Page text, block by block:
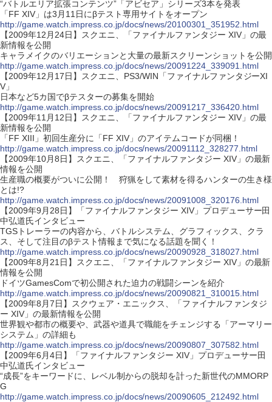
“バトルエリア拡張コンテンツ”「アビセア」シリーズ3本を発表
「FF XIV」は3月11日にβテスト専用サイトをオープン
http://game.watch.impress.co.jp/docs/news/20100301_351952.html
【2009年12月24日】スクエニ、「ファイナルファンタジー XIV」の最
新情報を公開
キャラメイクのバリエーションと大量の最新スクリーンショットを公開
http://game.watch.impress.co.jp/docs/news/20091224_339091.html
【2009年12月17日】スクエニ、PS3/WIN「ファイナルファンタジーXI
V」
日本など5カ国でβテスターの募集を開始
http://game.watch.impress.co.jp/docs/news/20091217_336420.html
【2009年11月12日】スクエニ、「ファイナルファンタジー XIV」の最
新情報を公開
「FF XIII」初回生産分に「FF XIV」のアイテムコードが同梱！
http://game.watch.impress.co.jp/docs/news/20091112_328277.html
【2009年10月8日】スクエニ、「ファイナルファンタジー XIV」の最新
情報を公開
生産職の概要がついに公開！ 狩猟をして素材を得るハンターの生き様
とは!?
http://game.watch.impress.co.jp/docs/news/20091008_320176.html
【2009年9月28日】「ファイナルファンタジー XIV」プロデューサー田
中弘道氏インタビュー
TGSトレーラーの内容から、バトルシステム、グラフィックス、クラ
ス、そして注目のβテスト情報まで気になる話題を聞く！
http://game.watch.impress.co.jp/docs/news/20090928_318027.html
【2009年8月21日】スクエニ、「ファイナルファンタジー XIV」の最新
情報を公開
ドイツGamesComで初公開された迫力の戦闘シーンを紹介
http://game.watch.impress.co.jp/docs/news/20090821_310015.html
【2009年8月7日】スクウェア・エニックス、「ファイナルファンタジ
ー XIV」の最新情報を公開
世界観や都市の概要や、武器や道具で職能をチェンジする「アーマリー
システム」の詳細も
http://game.watch.impress.co.jp/docs/news/20090807_307582.html
【2009年6月4日】「ファイナルファンタジー XIV」プロデューサー田
中弘道氏インタビュー
“成長”をキーワードに、レベル制からの脱却を計った新世代のMMORP
G
http://game.watch.impress.co.jp/docs/news/20090605_212492.html